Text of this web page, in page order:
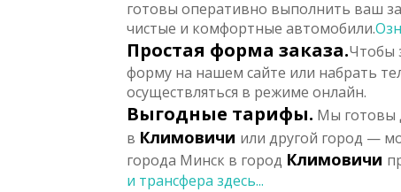
готовы оперативно выполнить ваш
чистые и комфортные автомобили.
Простая форма заказа.Чтобы
форму на нашем сайте или набрать
осуществляться в режиме онлайн.
Выгодные тарифы. Мы готовы
в Климовичи или другой город —
города Минск в город Климовичи
и трансфера здесь...